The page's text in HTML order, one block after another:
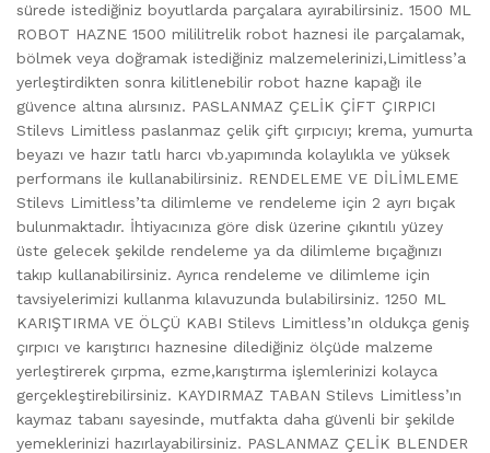
sürede istediğiniz boyutlarda parçalara ayırabilirsiniz. 1500 ML
ROBOT HAZNE 1500 mililitrelik robot haznesi ile parçalamak,
bölmek veya doğramak istediğiniz malzemelerinizi,Limitless’a
yerleştirdikten sonra kilitlenebilir robot hazne kapağı ile
güvence altına alırsınız. PASLANMAZ ÇELİK ÇİFT ÇIRPICI
Stilevs Limitless paslanmaz çelik çift çırpıcıyı; krema, yumurta
beyazı ve hazır tatlı harcı vb.yapımında kolaylıkla ve yüksek
performans ile kullanabilirsiniz. RENDELEME VE DİLİMLEME
Stilevs Limitless’ta dilimleme ve rendeleme için 2 ayrı bıçak
bulunmaktadır. İhtiyacınıza göre disk üzerine çıkıntılı yüzey
üste gelecek şekilde rendeleme ya da dilimleme bıçağınızı
takıp kullanabilirsiniz. Ayrıca rendeleme ve dilimleme için
tavsiyelerimizi kullanma kılavuzunda bulabilirsiniz. 1250 ML
KARIŞTIRMA VE ÖLÇÜ KABI Stilevs Limitless’ın oldukça geniş
çırpıcı ve karıştırıcı haznesine dilediğiniz ölçüde malzeme
yerleştirerek çırpma, ezme,karıştırma işlemlerinizi kolayca
gerçekleştirebilirsiniz. KAYDIRMAZ TABAN Stilevs Limitless’ın
kaymaz tabanı sayesinde, mutfakta daha güvenli bir şekilde
yemeklerinizi hazırlayabilirsiniz. PASLANMAZ ÇELİK BLENDER